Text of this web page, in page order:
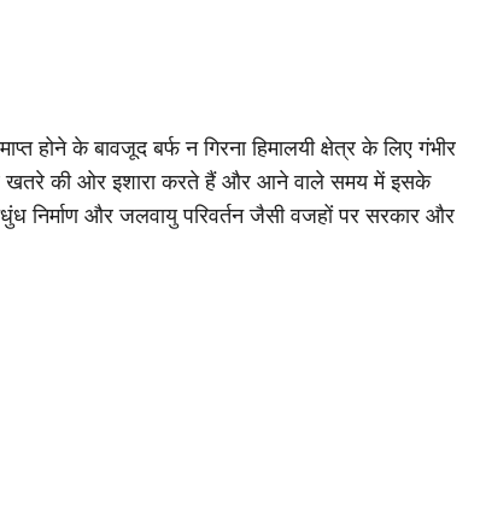
होने के बावजूद बर्फ न गिरना हिमालयी क्षेत्र के लिए गंभीर
खतरे की ओर इशारा करते हैं और आने वाले समय में इसके
निर्माण और जलवायु परिवर्तन जैसी वजहों पर सरकार और